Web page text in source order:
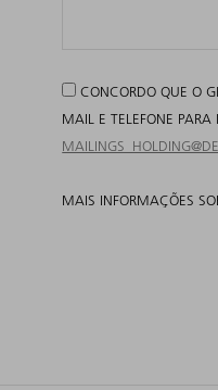
CONCORDO QUE O
MAIL E TELEFONE
MAIS INFORMAÇÕES